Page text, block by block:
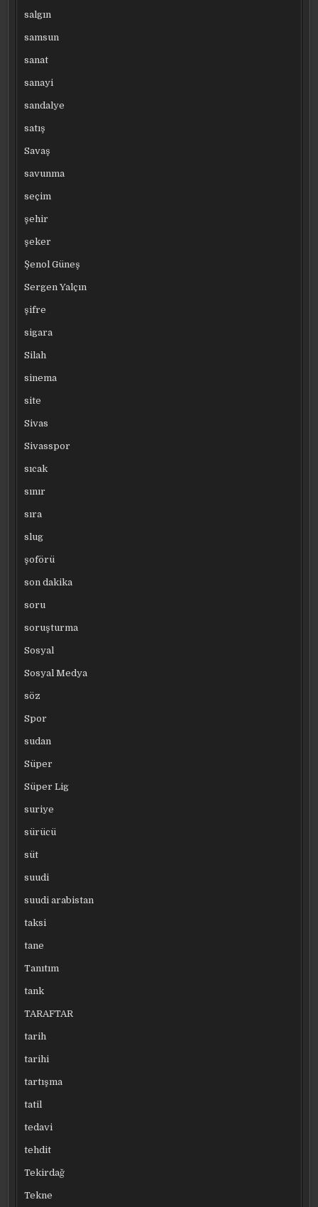
salgın
samsun
sanat
sanayi
sandalye
satış
Savaş
savunma
seçim
şehir
şeker
Şenol Güneş
Sergen Yalçın
şifre
sigara
Silah
sinema
site
Sivas
Sivasspor
sıcak
sınır
sıra
slug
şoförü
son dakika
soru
soruşturma
Sosyal
Sosyal Medya
söz
Spor
sudan
Süper
Süper Lig
suriye
sürücü
süt
suudi
suudi arabistan
taksi
tane
Tanıtım
tank
TARAFTAR
tarih
tarihi
tartışma
tatil
tedavi
tehdit
Tekirdağ
Tekne